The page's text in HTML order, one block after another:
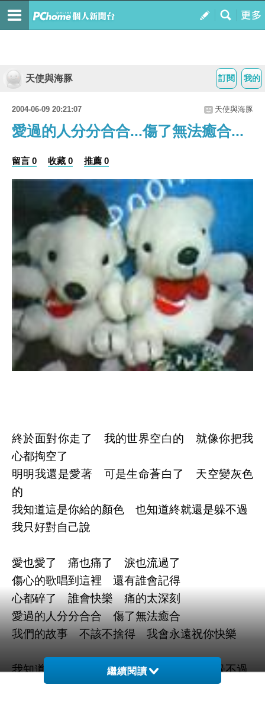
我的
訂閱
天使與海豚
2004-06-09 20:21:07 天使與海豚
愛過的人分分合合...傷了無法癒合...
留言 0 收藏 0 推薦 0
終於面對你走了 我的世界空白的 就像你把我
心都掏空了
明明我還是愛著 可是生命蒼白了 天空變灰色
的
我知道這是你給的顏色 也知道終就還是躲不過
我只好對自己說
愛也愛了 痛也痛了 淚也流過了
傷心的歌唱到這裡 還有誰會記得
心都碎了 誰會快樂 痛的太深刻
愛過的人分分合合 傷了無法癒合
我們的故事 不該不捨得 我會永遠祝你快樂
我知道這是你給的顏色 也知道終就還是躲不過
我只好對自己說
繼續閱讀